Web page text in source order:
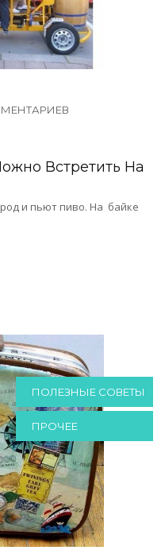
Встретить На
и пьют пиво. На байке
ПОЛЕЗНЫЕ СОВЕТЫ
ПРОЧЕЕ